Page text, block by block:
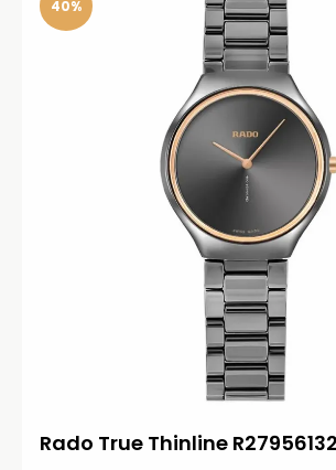
40%
Rado True Thinline R27956132